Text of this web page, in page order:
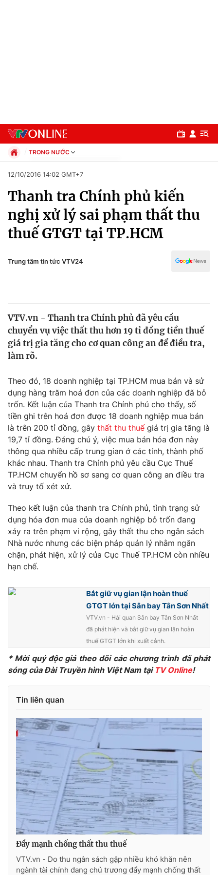
Chuyên mục
Chính trị
Thế giới
Tin tức
Câu chuyện quốc tế
Tài chính
Thị trường
Góc doanh nghiệp
Dữ liệu và đời sống
Truyền hình
Phim VTV
Hậu trường
Nhân vật
Giải sao mai
Giải trí
Điện ảnh
Âm nhạc
Sao
Đời sống
Làm đẹp
Chất lượng cuộc sống
Giáo dục
Tuyển sinh
Học trực tuyến
Công nghệ
Hitech Công nghệ tương lai
Sản phẩm
Thị trường
Giao lưu trực tuyến
Lịch phát sóng
Podcast
Photo Infographic
Video
VTV Money VTV Thể thao
VTV Sức khoẻ Bất động sản
Thị trường 24h Tấm lòng Việt
VTV4 Vươn mình bằng AI
VTV9 VTV8
Liên hệ tòa soạn English
TRONG NƯỚC
Xã hội
Pháp luật
Thể thao
Truyền hình
12/10/2016 14:02 GMT+7
Thanh tra Chính phủ kiến
nghị xử lý sai phạm thất thu
thuế GTGT tại TP.HCM
Trung tâm tin tức VTV24
VTV.vn - Thanh tra Chính phủ đã yêu cầu
chuyển vụ việc thất thu hơn 19 tỉ đồng tiền thuế
giá trị gia tăng cho cơ quan công an để điều tra,
làm rõ.
Theo đó, 18 doanh nghiệp tại TP.HCM mua bán và sử
dụng hàng trăm hoá đơn của các doanh nghiệp đã bỏ
trốn. Kết luận của Thanh tra Chính phủ cho thấy, số
tiền ghi trên hoá đơn được 18 doanh nghiệp mua bán
là trên 200 tỉ đồng, gây thất thu thuếgiá trị gia tăng là
19,7 tỉ đồng. Đáng chú ý, việc mua bán hóa đơn này
thông qua nhiều cấp trung gian ở các tỉnh, thành phố
khác nhau. Thanh tra Chính phủ yêu cầu Cục Thuế
TP.HCM chuyển hồ sơ sang cơ quan công an điều tra
và truy tố xét xử.
Theo kết luận của thanh tra Chính phủ, tình trạng sử
dụng hóa đơn mua của doanh nghiệp bỏ trốn đang
xảy ra trên phạm vi rộng, gây thất thu cho ngân sách
Nhà nước nhưng các biện pháp quản lý nhằm ngăn
chặn, phát hiện, xử lý của Cục Thuế TP.HCM còn nhiều
hạn chế.
Bắt giữ vụ gian lận hoàn thuế
GTGT lớn tại Sân bay Tân Sơn Nhất
VTV.vn - Hải quan Sân bay Tân Sơn Nhất
đã phát hiện và bắt giữ vụ gian lận hoàn
thuế GTGT lớn khi xuất cảnh.
* Mời quý độc giả theo dõi các chương trình đã phát
sóng của Đài Truyền hình Việt Nam tại TV Online!
Tin liên quan
Đẩy mạnh chống thất thu thuế
VTV.vn - Do thu ngân sách gặp nhiều khó khăn nên
ngành tài chính đang chủ trương đẩy mạnh chống thất